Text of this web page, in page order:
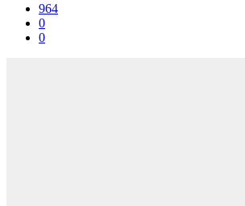
964
0
0